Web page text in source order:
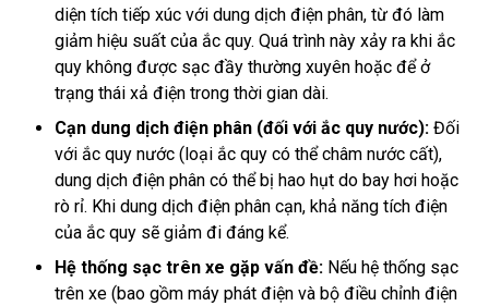
diện tích tiếp xúc với dung dịch điện phân, từ đó làm
giảm hiệu suất của ắc quy. Quá trình này xảy ra khi ắc
quy không được sạc đầy thường xuyên hoặc để ở
trạng thái xả điện trong thời gian dài.
Cạn dung dịch điện phân (đối với ắc quy nước): Đối
với ắc quy nước (loại ắc quy có thể châm nước cất),
dung dịch điện phân có thể bị hao hụt do bay hơi hoặc
rò rỉ. Khi dung dịch điện phân cạn, khả năng tích điện
của ắc quy sẽ giảm đi đáng kể.
Hệ thống sạc trên xe gặp vấn đề: Nếu hệ thống sạc
trên xe (bao gồm máy phát điện và bộ điều chỉnh điện